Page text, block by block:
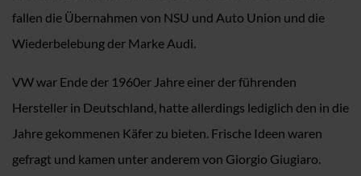
fallen die Übernahmen von NSU und Auto Union und die
Wiederbelebung der Marke Audi.
VW war Ende der 1960er Jahre einer der führenden
Hersteller in Deutschland, hatte allerdings lediglich den in die
Jahre gekommenen Käfer zu bieten. Frische Ideen waren
gefragt und kamen unter anderem von Giorgio Giugiaro.